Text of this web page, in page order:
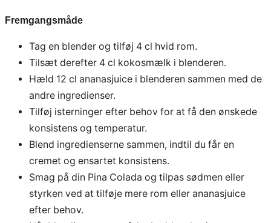
Fremgangsmåde
Tag en blender og tilføj 4 cl hvid rom.
Tilsæt derefter 4 cl kokosmælk i blenderen.
Hæld 12 cl ananasjuice i blenderen sammen med de
andre ingredienser.
Tilføj isterninger efter behov for at få den ønskede
konsistens og temperatur.
Blend ingredienserne sammen, indtil du får en
cremet og ensartet konsistens.
Smag på din Pina Colada og tilpas sødmen eller
styrken ved at tilføje mere rom eller ananasjuice
efter behov.